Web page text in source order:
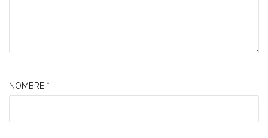
NOMBRE *